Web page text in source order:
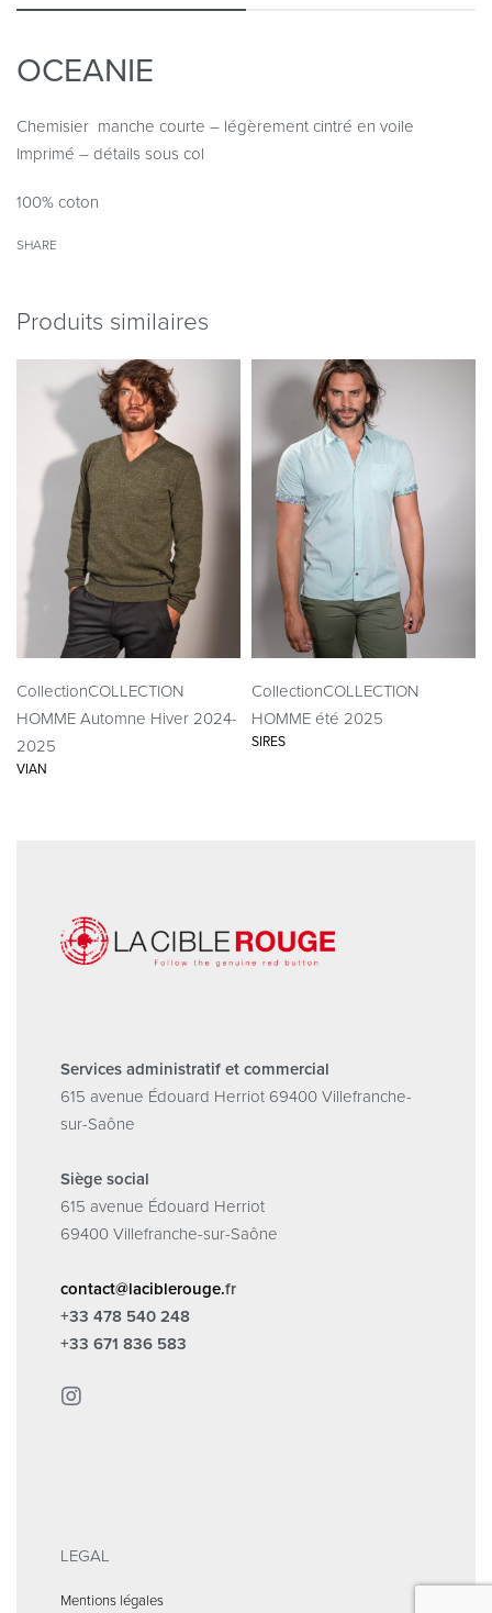
OCEANIE
Chemisier manche courte – légèrement cintré en voile
Imprimé – détails sous col
100% coton
SHARE
Produits similaires
CollectionCOLLECTION
HOMME Automne Hiver 2024-
2025
VIAN
CollectionCOLLECTION
HOMME été 2025
SIRES
Services administratif et commercial
615 avenue Édouard Herriot 69400 Villefranche-
sur-Saône
Siège social
615 avenue Édouard Herriot
69400 Villefranche-sur-Saône
contact@laciblerouge.fr
+33 478 540 248
+33 671 836 583
LEGAL
Mentions légales